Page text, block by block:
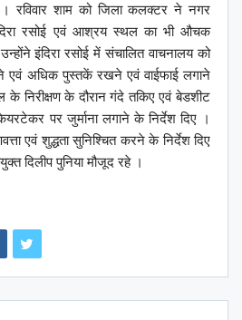
। रविवार शाम को जिला कलक्टर ने नगर
रसोई एवं आश्रय स्थल का भी औचक
इंदिरा रसोई में संचालित वाचनालय को
अधिक पुस्तकें रखने एवं वाईफाई लगाने
निरीक्षण के दौरान गंदे तकिए एवं बेडशीट
पर जुर्माना लगाने के निर्देश दिए ।
एवं शुद्धता सुनिश्चित करने के निर्देश दिए
दिलीप पुनिया मौजूद रहे ।